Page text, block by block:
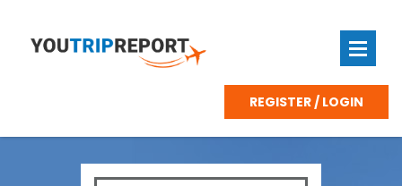
REGISTER / LOGIN